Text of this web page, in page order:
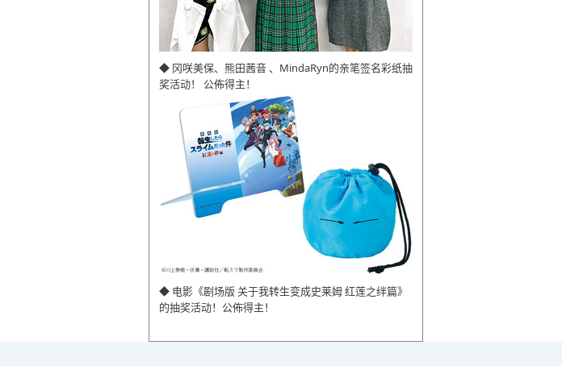
◆ 冈咲美保、熊田茜音 、MindaRyn的亲笔签名彩纸抽
奖活动！ 公佈得主！
◆ 电影《剧场版 关于我转生变成史莱姆 红莲之绊篇》
的抽奖活动！公佈得主！